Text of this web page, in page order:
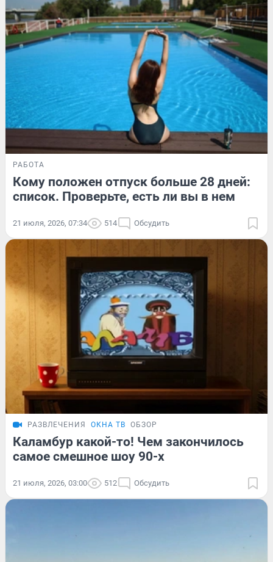
РАБОТА
Кому положен отпуск больше 28 дней:
список. Проверьте, есть ли вы в нем
21 июля, 2026, 07:34 514 Обсудить
РАЗВЛЕЧЕНИЯ ОКНА ТВ ОБЗОР
Каламбур какой-то! Чем закончилось
самое смешное шоу 90-х
21 июля, 2026, 03:00 512 Обсудить